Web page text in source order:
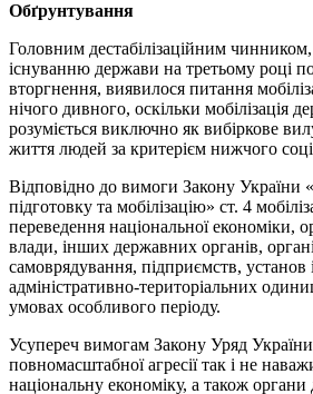
Обґрунтування
Головним дестабілізаційним
існуванню держави на третьому році
вторгнення, виявилося питання
нічого дивного, оскільки мобілізація
розуміється виключно як вибіркове
життя людей за критерієм нижчого
Відповідно до вимоги Закону України
підготовку та мобілізацію» ст. 4
переведення національної економіки,
влади, інших державних органів,
самоврядування, підприємств, установ
адміністративно-територіальних
умовах особливого періоду.
Усупереч вимогам Закону Уряд
повномасштабної агресії так і не
національну економіку, а також